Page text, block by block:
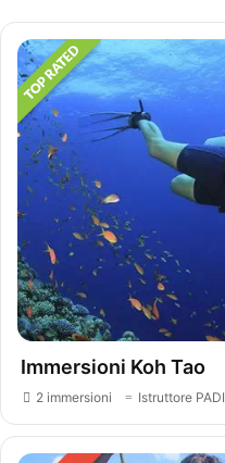
Immersioni Koh Tao
2 immersioni Istruttore PADI